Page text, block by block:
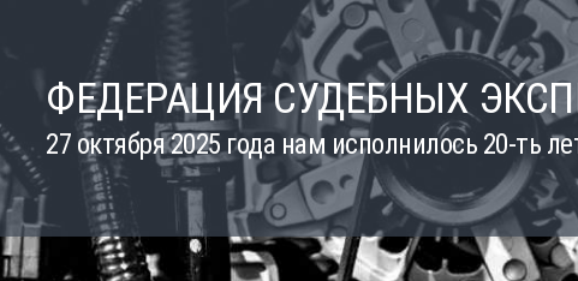
ФЕДЕРАЦИЯ СУДЕБНЫХ
27 октября 2025 года нам исполнилось 20-ть